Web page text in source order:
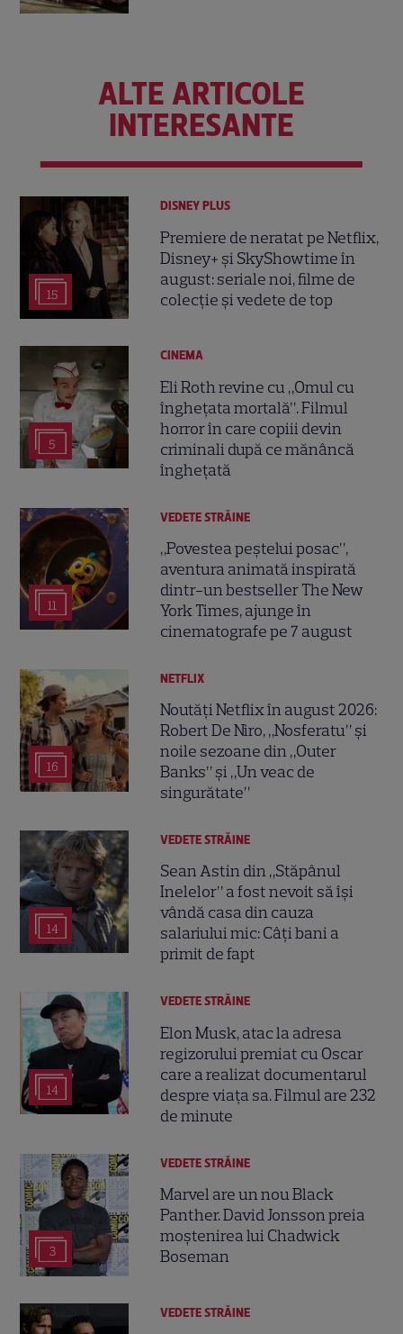
ALTE ARTICOLE
INTERESANTE
15
DISNEY PLUS
Premiere de neratat pe Netflix,
Disney+ și SkyShowtime în
august: seriale noi, filme de
colecție și vedete de top
5
CINEMA
Eli Roth revine cu „Omul cu
înghețata mortală”. Filmul
horror în care copiii devin
criminali după ce mănâncă
înghețată
11
VEDETE STRĂINE
„Povestea peștelui posac”,
aventura animată inspirată
dintr-un bestseller The New
York Times, ajunge în
cinematografe pe 7 august
16
NETFLIX
Noutăți Netflix în august 2026:
Robert De Niro, „Nosferatu” și
noile sezoane din „Outer
Banks” și „Un veac de
singurătate”
14
VEDETE STRĂINE
Sean Astin din „Stăpânul
Inelelor” a fost nevoit să își
vândă casa din cauza
salariului mic: Câți bani a
primit de fapt
14
VEDETE STRĂINE
Elon Musk, atac la adresa
regizorului premiat cu Oscar
care a realizat documentarul
despre viața sa. Filmul are 232
de minute
3
VEDETE STRĂINE
Marvel are un nou Black
Panther. David Jonsson preia
moștenirea lui Chadwick
Boseman
VEDETE STRĂINE